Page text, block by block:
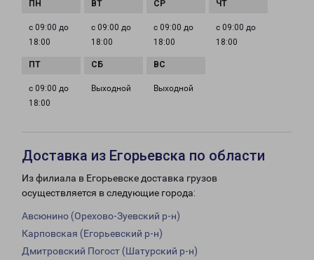
с 09:00 до
18:00
с 09:00 до
18:00
с 09:00 до
18:00
с 09:00 до
18:00
с 09:00 до
18:00
Выходной Выходной
Доставка из Егорьевска по области
Из филиала в Егорьевске доставка грузов
осуществляется в следующие города:
Авсюнино (Орехово-Зуевский р-н)
Карповская (Егорьевский р-н)
Дмитровский Погост (Шатурский р-н)